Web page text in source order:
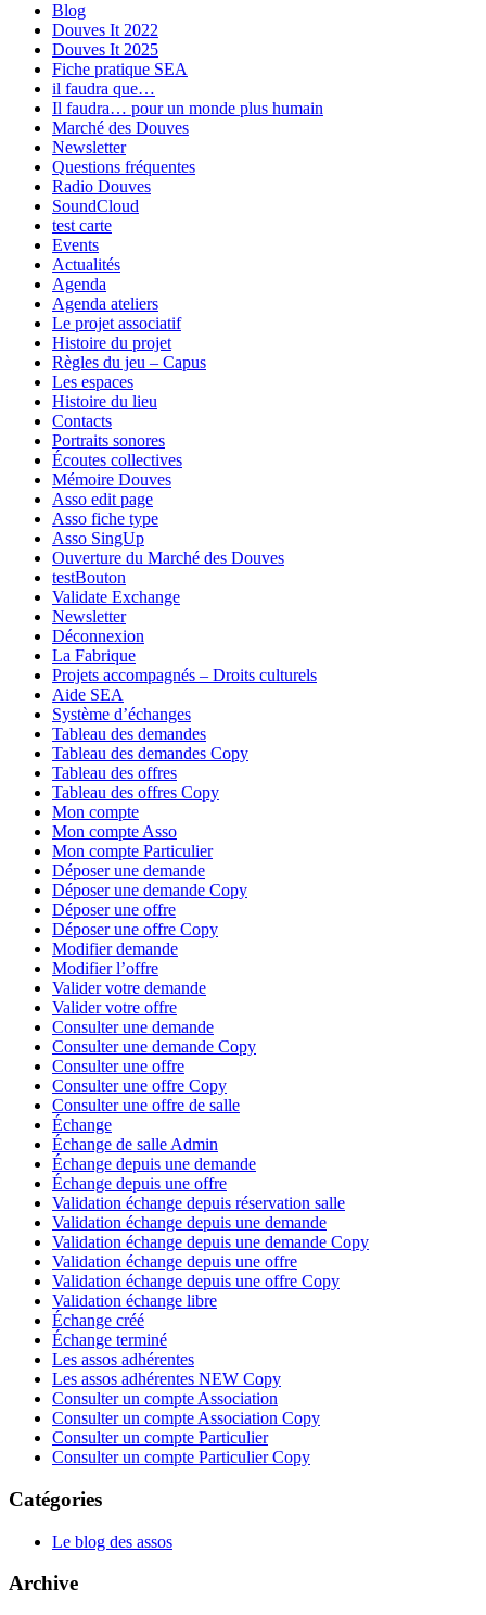
Blog
Douves It 2022
Douves It 2025
Fiche pratique SEA
il faudra que…
Il faudra… pour un monde plus humain
Marché des Douves
Newsletter
Questions fréquentes
Radio Douves
SoundCloud
test carte
Events
Actualités
Agenda
Agenda ateliers
Le projet associatif
Histoire du projet
Règles du jeu – Capus
Les espaces
Histoire du lieu
Contacts
Portraits sonores
Écoutes collectives
Mémoire Douves
Asso edit page
Asso fiche type
Asso SingUp
Ouverture du Marché des Douves
testBouton
Validate Exchange
Newsletter
Déconnexion
La Fabrique
Projets accompagnés – Droits culturels
Aide SEA
Système d’échanges
Tableau des demandes
Tableau des demandes Copy
Tableau des offres
Tableau des offres Copy
Mon compte
Mon compte Asso
Mon compte Particulier
Déposer une demande
Déposer une demande Copy
Déposer une offre
Déposer une offre Copy
Modifier demande
Modifier l’offre
Valider votre demande
Valider votre offre
Consulter une demande
Consulter une demande Copy
Consulter une offre
Consulter une offre Copy
Consulter une offre de salle
Échange
Échange de salle Admin
Échange depuis une demande
Échange depuis une offre
Validation échange depuis réservation salle
Validation échange depuis une demande
Validation échange depuis une demande Copy
Validation échange depuis une offre
Validation échange depuis une offre Copy
Validation échange libre
Échange créé
Échange terminé
Les assos adhérentes
Les assos adhérentes NEW Copy
Consulter un compte Association
Consulter un compte Association Copy
Consulter un compte Particulier
Consulter un compte Particulier Copy
Catégories
Le blog des assos
Archive